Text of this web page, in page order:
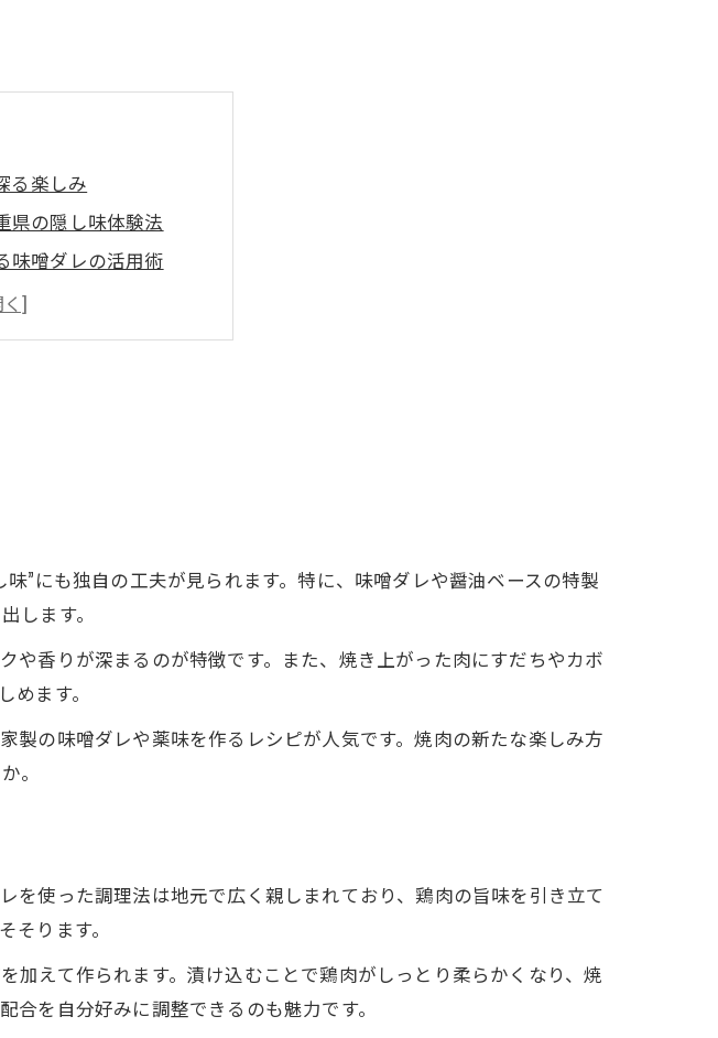
る楽しみ
県の隠し味体験法
味噌ダレの活用術
重の調味料選び
三重風隠し味の工夫
入門
レの作り方ガイド
レの選び方と使い方
噌ダレレシピ集
力徹底解剖
の魅力とは何か
される理由を紐解く
の楽しみ方紹介
県風アレンジ法
シピ簡単アレンジ
”にも独自の工夫が見られます。特に、味噌ダレや醤油ベースの特製
します。
香りが深まるのが特徴です。また、焼き上がった肉にすだちやカボ
ます。
の味噌ダレや薬味を作るレシピが人気です。焼肉の新たな楽しみ方
。
使った調理法は地元で広く親しまれており、鶏肉の旨味を引き立て
ります。
えて作られます。漬け込むことで鶏肉がしっとり柔らかくなり、焼
を自分好みに調整できるのも魅力です。